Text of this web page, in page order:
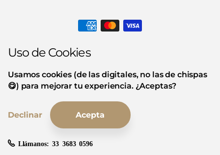
Uso de Cookies
Usamos cookies (de las digitales, no las de chispas
😋) para mejorar tu experiencia. ¿Aceptas?
Declinar Acepta
Llámanos: 33 3683 0596